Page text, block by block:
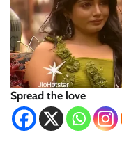
Spread the love